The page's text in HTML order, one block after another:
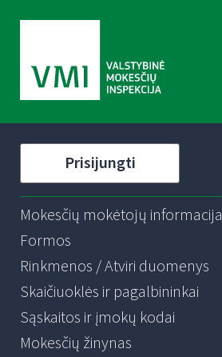
Prisijungti
Mokesčių mokėtojų informacija
Formos
Rinkmenos / Atviri duomenys
Skaičiuoklės ir pagalbininkai
Sąskaitos ir įmokų kodai
Mokesčių žinynas